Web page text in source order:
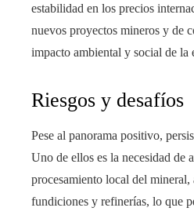
estabilidad en los precios
nuevos proyectos mineros y de
impacto ambiental y social de la
Riesgos y desafíos
Pese al panorama positivo,
Uno de ellos es la necesidad de
procesamiento local del mineral,
fundiciones y refinerías, lo que